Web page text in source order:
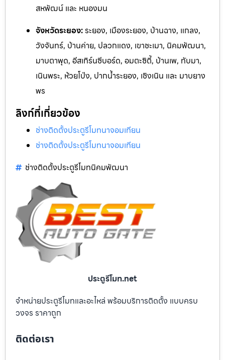
สหพัฒน์ และ หนองมน
จังหวัดระยอง:ระยอง, เมืองระยอง, บ้านฉาง, แกลง,
วังจันทร์, บ้านค่าย, ปลวกแดง, เขาชะเมา, นิคมพัฒนา,
มาบตาพุด, อีสเทิร์นซีบอร์ด, อมตะซิตี้, บ้านเพ, ทับมา,
เนินพระ, ห้วยโป่ง, ปากน้ำระยอง, เชิงเนิน และ มาบยาง
พร
ลิงก์ที่เกี่ยวข้อง
ช่างติดตั้งประตูรีโมทนาจอมเทียน
ช่างติดตั้งประตูรีโมทนาจอมเทียน
ช่างติดตั้งประตูรีโมทนิคมพัฒนา
ประตูรีโมท.net
จำหน่ายประตูรีโมทและอะไหล่ พร้อมบริการติดตั้ง แบบครบ
วงจร ราคาถูก
ติดต่อเรา